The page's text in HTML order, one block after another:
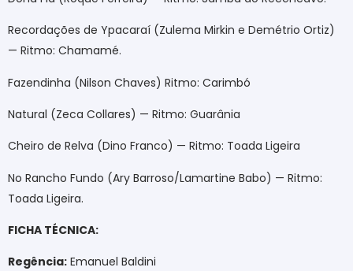
Recordações de Ypacaraí (Zulema Mirkin e Demétrio Ortiz)
— Ritmo: Chamamé.
Fazendinha (Nilson Chaves) Ritmo: Carimbó
Natural (Zeca Collares) — Ritmo: Guarânia
Cheiro de Relva (Dino Franco) — Ritmo: Toada Ligeira
No Rancho Fundo (Ary Barroso/Lamartine Babo) — Ritmo:
Toada Ligeira.
FICHA TÉCNICA:
Regência: Emanuel Baldini